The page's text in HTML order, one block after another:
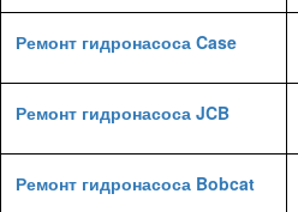
Ремонт гидронасоса Case
Ремонт гидронасоса JCB
Ремонт гидронасоса Bobcat